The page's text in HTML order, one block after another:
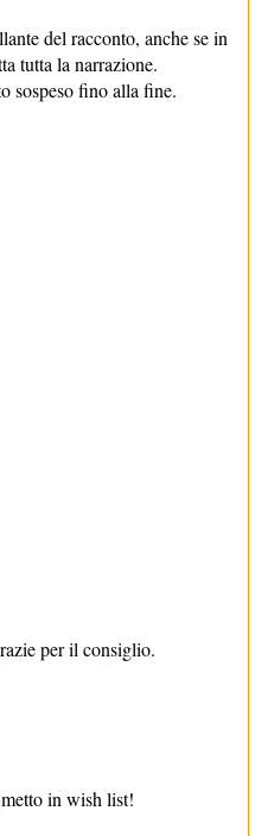
del racconto, anche se in
tutta la narrazione.
sospeso fino alla fine.
per il consiglio.
in wish list!